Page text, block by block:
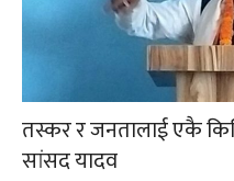
तस्कर र जनतालाई एकै
सांसद यादव